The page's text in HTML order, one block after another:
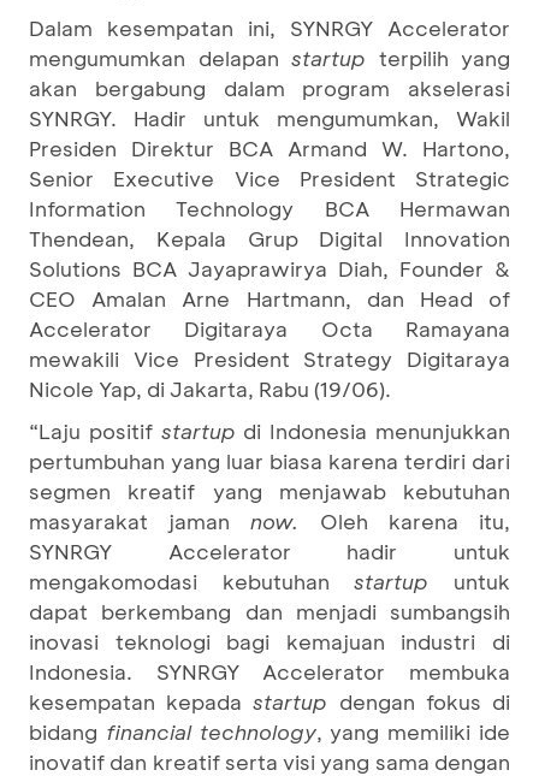
Dalam kesempatan ini, SYNRGY Accelerator
mengumumkan delapan startup terpilih yang
akan bergabung dalam program akselerasi
SYNRGY. Hadir untuk mengumumkan, Wakil
Presiden Direktur BCA Armand W. Hartono,
Senior Executive Vice President Strategic
Information Technology BCA Hermawan
Thendean, Kepala Grup Digital Innovation
Solutions BCA Jayaprawirya Diah, Founder &
CEO Amalan Arne Hartmann, dan Head of
Accelerator Digitaraya Octa Ramayana
mewakili Vice President Strategy Digitaraya
Nicole Yap, di Jakarta, Rabu (19/06).
“Laju positif startup di Indonesia menunjukkan
pertumbuhan yang luar biasa karena terdiri dari
segmen kreatif yang menjawab kebutuhan
masyarakat jamannow. Oleh karena itu,
SYNRGY Accelerator hadir untuk
mengakomodasi kebutuhanstartup untuk
dapat berkembang dan menjadi sumbangsih
inovasi teknologi bagi kemajuan industri di
Indonesia. SYNRGY Accelerator membuka
kesempatan kepadastartup dengan fokus di
bidang financial technology, yang memiliki ide
inovatif dan kreatif serta visi yang sama dengan